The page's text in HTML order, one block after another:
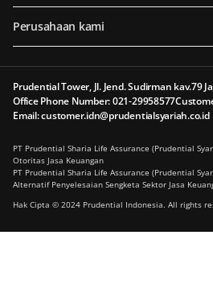
Perusahaan kami
Prudential Tower, Jl. Jend. Sudirman kav.79
Office Phone Number: 021-29958577
Email: customer.idn@prudentialsyariah.co.id
PT Prudential Sharia Life Assurance (Prudential
Otoritas Jasa Keuangan
PT Prudential Sharia Life Assurance (Prudential
Alternatif Penyelesaian Sengketa Sektor Jasa
Hak Cipta © 2024 Prudential Indonesia. All rights